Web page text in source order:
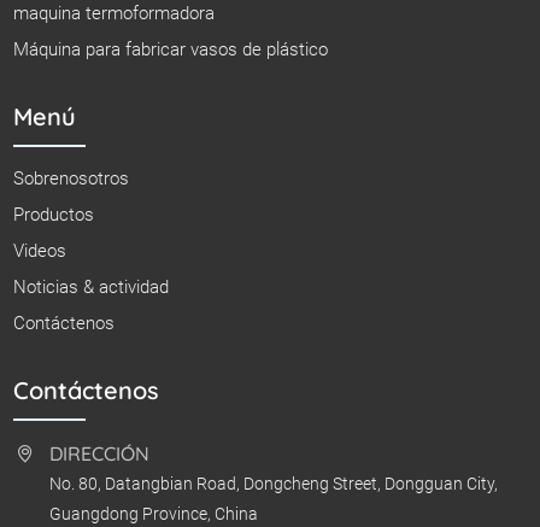
maquina termoformadora
Máquina para fabricar vasos de plástico
Menú
Sobrenosotros
Productos
Videos
Noticias & actividad
Contáctenos
Contáctenos
DIRECCIÓN
No. 80, Datangbian Road, Dongcheng Street, Dongguan City,
Guangdong Province, China